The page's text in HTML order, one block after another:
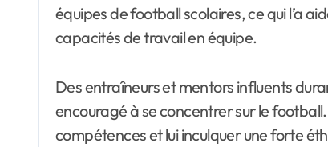
équipes de football scolaires, ce qui l’a
capacités de travail en équipe.
Des entraîneurs et mentors influents
encouragé à se concentrer sur le
compétences et lui inculquer une forte